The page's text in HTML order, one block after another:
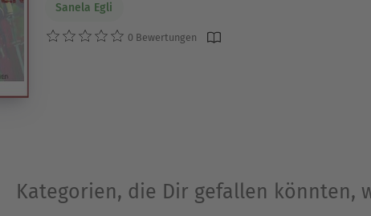
Sanela Egli
0 Bewertungen
Kategorien, die Dir gefallen könnten,